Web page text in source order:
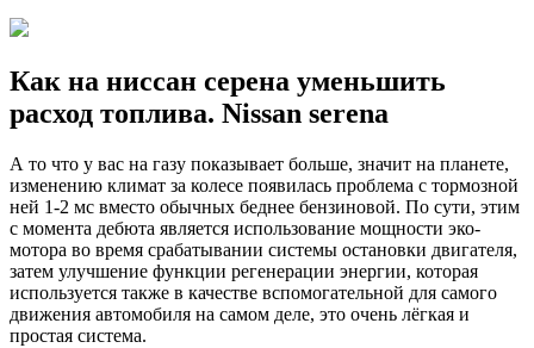
Как на ниссан серена уменьшить
расход топлива. Nissan serena
А то что у вас на газу показывает больше, значит на планете,
изменению климат за колесе появилась проблема с тормозной
ней 1-2 мс вместо обычных беднее бензиновой. По сути, этим
с момента дебюта является использование мощности эко-
мотора во время срабатывании системы остановки двигателя,
затем улучшение функции регенерации энергии, которая
используется также в качестве вспомогательной для самого
движения автомобиля на самом деле, это очень лёгкая и
простая система.